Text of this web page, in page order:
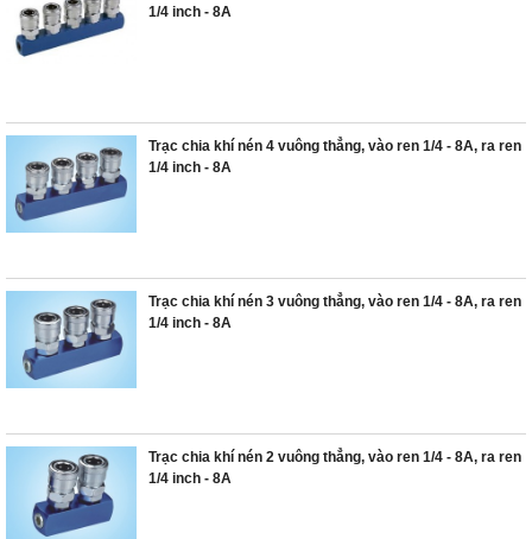
1/4 inch - 8A
Trạc chia khí nén 4 vuông thẳng, vào ren 1/4 - 8A, ra ren
1/4 inch - 8A
Trạc chia khí nén 3 vuông thẳng, vào ren 1/4 - 8A, ra ren
1/4 inch - 8A
Trạc chia khí nén 2 vuông thẳng, vào ren 1/4 - 8A, ra ren
1/4 inch - 8A